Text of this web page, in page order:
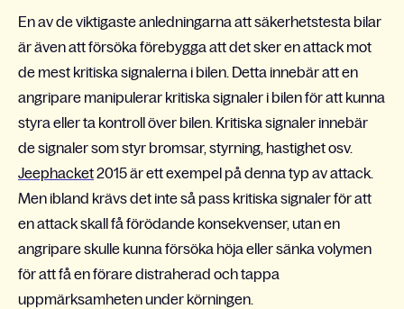
En av de viktigaste anledningarna att säkerhetstesta bilar
är även att försöka förebygga att det sker en attack mot
de mest kritiska signalerna i bilen. Detta innebär att en
angripare manipulerar kritiska signaler i bilen för att kunna
styra eller ta kontroll över bilen. Kritiska signaler innebär
de signaler som styr bromsar, styrning, hastighet osv.
Jeephacket2015 är ett exempel på denna typ av attack.
Men ibland krävs det inte så pass kritiska signaler för att
en attack skall få förödande konsekvenser, utan en
angripare skulle kunna försöka höja eller sänka volymen
för att få en förare distraherad och tappa
uppmärksamheten under körningen.